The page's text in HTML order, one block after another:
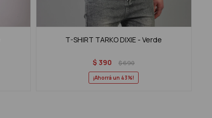
T-SHIRT TARKO DIXIE - Verde
$ 390 $690
43